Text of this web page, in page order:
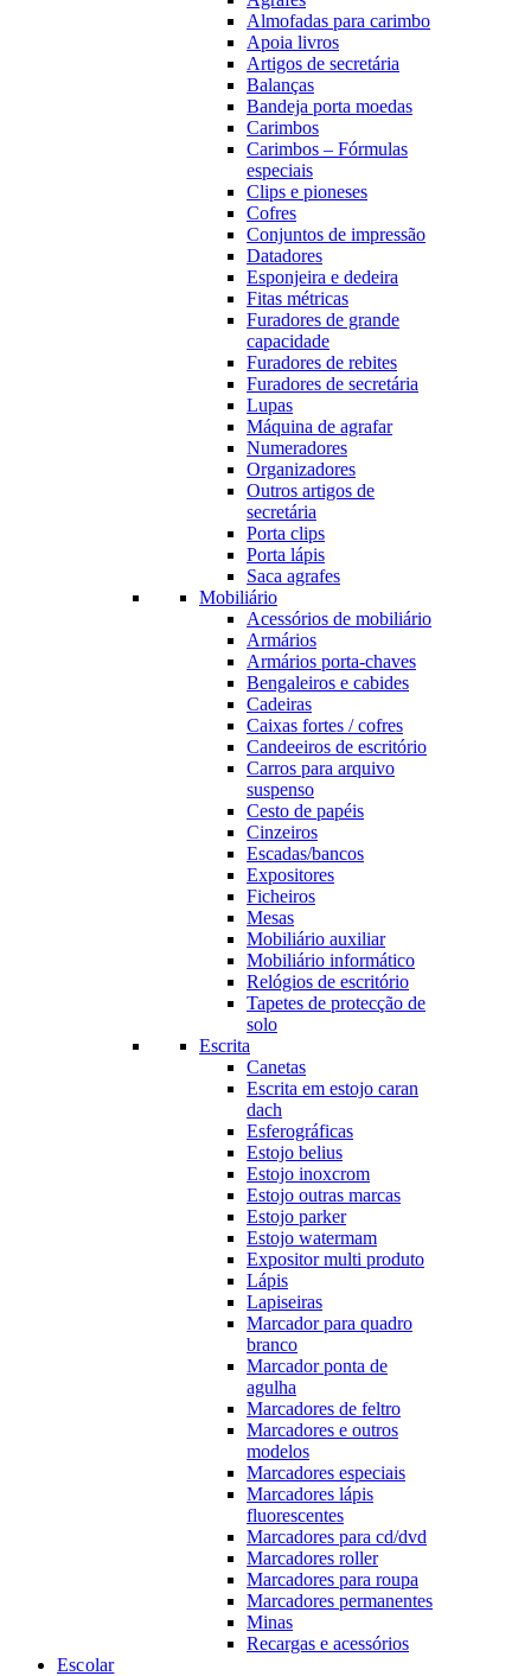
Almofadas para carimbo
Apoia livros
Artigos de secretária
Balanças
Bandeja porta moedas
Carimbos
Carimbos – Fórmulas
especiais
Clips e pioneses
Cofres
Conjuntos de impressão
Datadores
Esponjeira e dedeira
Fitas métricas
Furadores de grande
capacidade
Furadores de rebites
Furadores de secretária
Lupas
Máquina de agrafar
Numeradores
Organizadores
Outros artigos de
secretária
Porta clips
Porta lápis
Saca agrafes
Mobiliário
Acessórios de mobiliário
Armários
Armários porta-chaves
Bengaleiros e cabides
Cadeiras
Caixas fortes / cofres
Candeeiros de escritório
Carros para arquivo
suspenso
Cesto de papéis
Cinzeiros
Escadas/bancos
Expositores
Ficheiros
Mesas
Mobiliário auxiliar
Mobiliário informático
Relógios de escritório
Tapetes de protecção de
solo
Escrita
Canetas
Escrita em estojo caran
dach
Esferográficas
Estojo belius
Estojo inoxcrom
Estojo outras marcas
Estojo parker
Estojo watermam
Expositor multi produto
Lápis
Lapiseiras
Marcador para quadro
branco
Marcador ponta de
agulha
Marcadores de feltro
Marcadores e outros
modelos
Marcadores especiais
Marcadores lápis
fluorescentes
Marcadores para cd/dvd
Marcadores roller
Marcadores para roupa
Marcadores permanentes
Minas
Recargas e acessórios
Escolar